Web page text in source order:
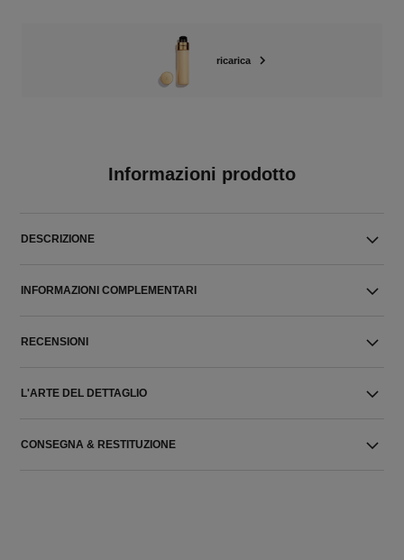
ricarica
Informazioni prodotto
DESCRIZIONE
INFORMAZIONI COMPLEMENTARI
RECENSIONI
L'ARTE DEL DETTAGLIO
CONSEGNA & RESTITUZIONE